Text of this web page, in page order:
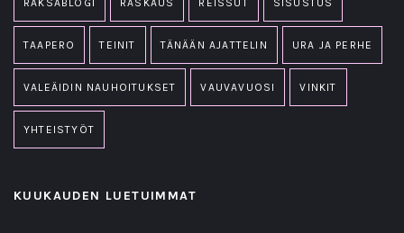
RAKSABLOGI RASKAUS REISSUT SISUSTUS
TAAPERO TEINIT TÄNÄÄN AJATTELIN URA JA PERHE
VALEÄIDIN NAUHOITUKSET VAUVAVUOSI VINKIT
YHTEISTYÖT
KUUKAUDEN LUETUIMMAT